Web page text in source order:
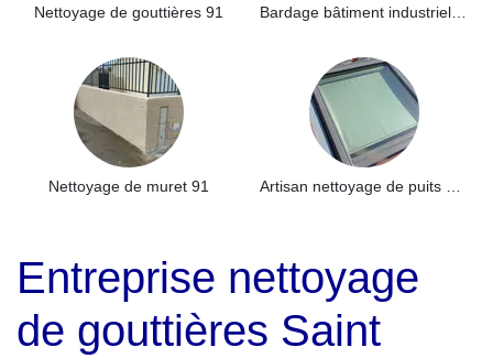
Nettoyage de gouttières 91
Nettoyage de muret 91
Entreprise nettoyage
de gouttières Saint